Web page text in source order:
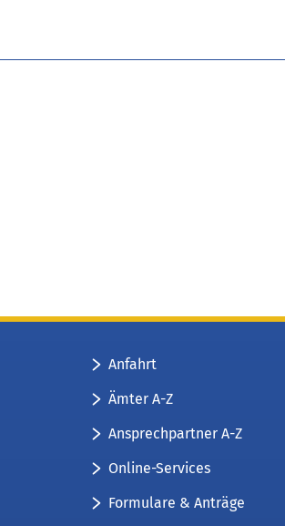
Anfahrt
Ämter A-Z
Ansprechpartner A-Z
Online-Services
Formulare & Anträge